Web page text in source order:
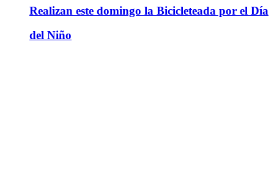
Realizan este domingo la Bicicleteada por el Día
del Niño